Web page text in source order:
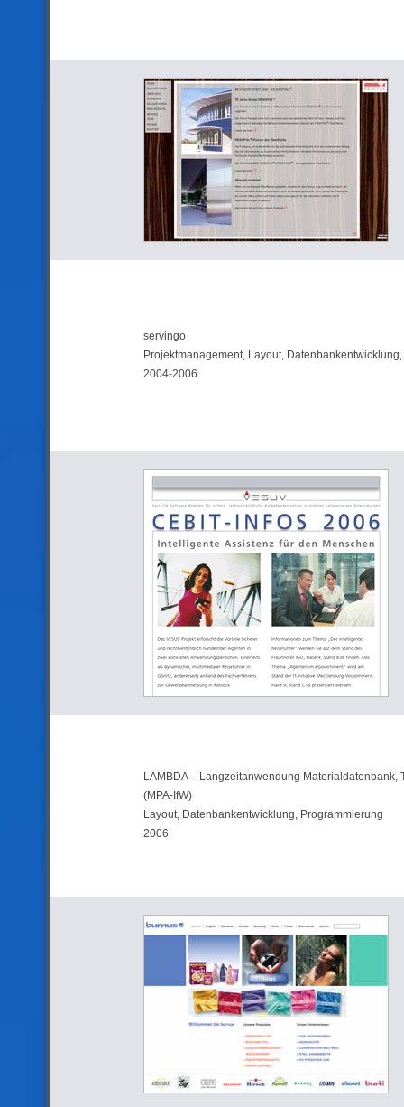
LAMBDA – Langzeitanwendung Materialdatenbank,
(MPA-IfW)
Layout, Datenbankentwicklung, Programmierung
2006
servingo
Projektmanagement, Layout,
2004-2006